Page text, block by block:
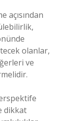
açısından
olanlar,
ve
dikkat